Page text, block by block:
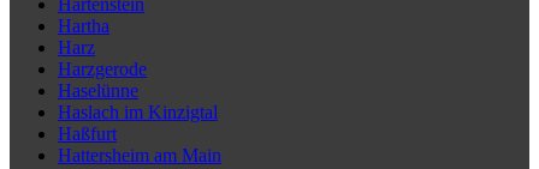
Hartenstein
Hartha
Harz
Harzgerode
Haselünne
Haslach im Kinzigtal
Haßfurt
Hattersheim am Main